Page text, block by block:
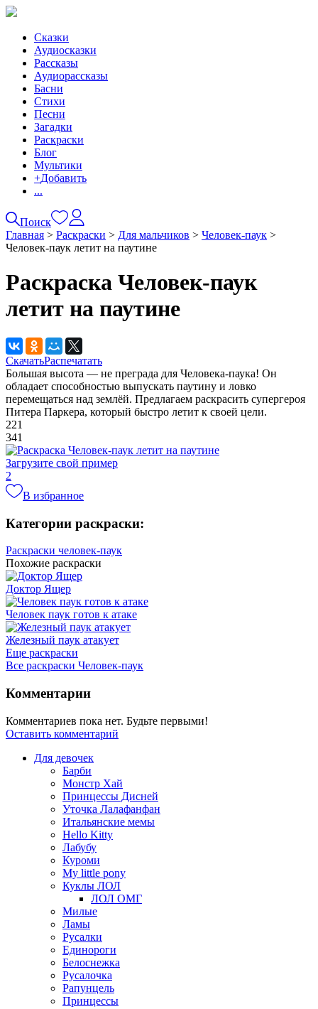
Сказки
Аудиосказки
Рассказы
Аудиорассказы
Басни
Стихи
Песни
Загадки
Раскраски
Блог
Мультики
+Добавить
...
Поиск
Главная > Раскраски > Для мальчиков > Человек-паук >
Человек-паук летит на паутине
Раскраска Человек-паук
летит на паутине
СкачатьРаспечатать
Большая высота — не преграда для Человека-паука! Он
обладает способностью выпускать паутину и ловко
перемещаться над землёй. Предлагаем раскрасить супергероя
Питера Паркера, который быстро летит к своей цели.
221
341
Загрузите свой пример
2
В избранное
Категории раскраски:
Раскраски человек-паук
Похожие раскраски
Доктор Ящер
Человек паук готов к атаке
Железный паук атакует
Еще раскраски
Все раскраски Человек-паук
Комментарии
Комментариев пока нет. Будьте первыми!
Оставить комментарий
Для девочек
Барби
Монстр Хай
Принцессы Дисней
Уточка Лалафанфан
Итальянские мемы
Hello Kitty
Лабубу
Куроми
My little pony
Куклы ЛОЛ
ЛОЛ ОМГ
Милые
Ламы
Русалки
Единороги
Белоснежка
Русалочка
Рапунцель
Принцессы